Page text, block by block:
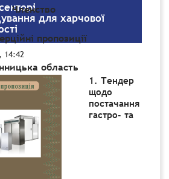
Членство
пропозиції
область
для харчової
14:42
1. Тендер
щодо
постачання
гастро- та